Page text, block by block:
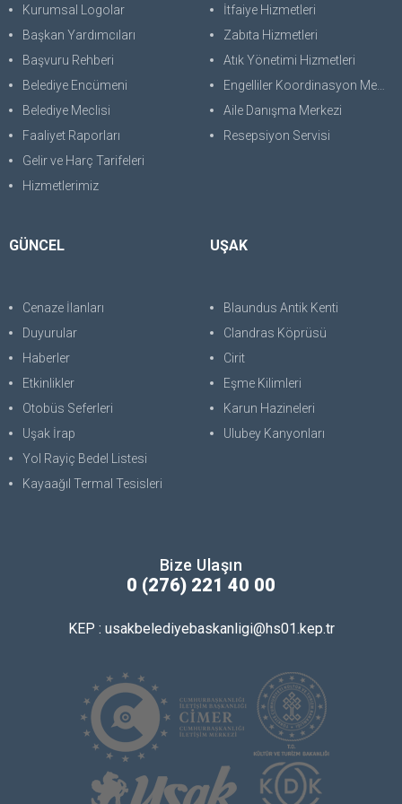
Kurumsal Logolar
Başkan Yardımcıları
Başvuru Rehberi
Belediye Encümeni
Belediye Meclisi
Faaliyet Raporları
Gelir ve Harç Tarifeleri
Hizmetlerimiz
İtfaiye Hizmetleri
Zabıta Hizmetleri
Atık Yönetimi Hizmetleri
Engelliler Koordinasyon Merkezi
Aile Danışma Merkezi
Resepsiyon Servisi
GÜNCEL
Cenaze İlanları
Duyurular
Haberler
Etkinlikler
Otobüs Seferleri
Uşak İrap
Yol Rayiç Bedel Listesi
Kayaağıl Termal Tesisleri
UŞAK
Blaundus Antik Kenti
Clandras Köprüsü
Cirit
Eşme Kilimleri
Karun Hazineleri
Ulubey Kanyonları
Bize Ulaşın
0 (276) 221 40 00
KEP : usakbelediyebaskanligi@hs01.kep.tr